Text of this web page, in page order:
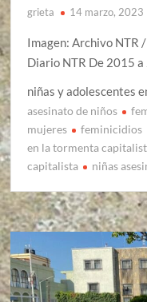
grieta 14 marzo, 2023
Imagen: Archivo NTR
Diario NTR De 2015
niñas y adolescentes
asesinato de niños
mujeres
feminicidios
en la tormenta
capitalista
niñas